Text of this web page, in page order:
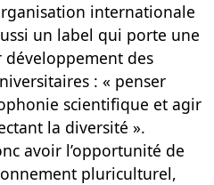
internationale
un label qui porte une
des
: « penser
scientifique et agir
la diversité ».
avoir l’opportunité de
pluriculturel,